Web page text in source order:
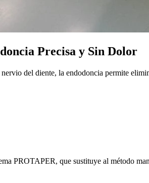
Precisa y Sin Dolor
del diente, la endodoncia permite
PROTAPER, que sustituye al método